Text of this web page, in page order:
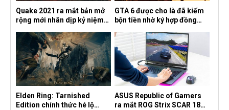
Quake 2021 ra mắt bản mở
rộng mới nhân dịp kỷ niệm
the Machine
GTA 6 được cho là đã kiếm
bộn tiền nhờ ký hợp đồng
Elden Ring: Tarnished
Edition chính thức hé lộ
ASUS Republic of Gamers
ra mắt ROG Strix SCAR 18